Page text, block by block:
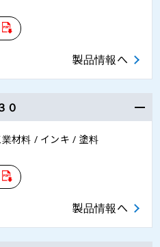
製品情報へ
０
材料 / インキ / 塗料
製品情報へ